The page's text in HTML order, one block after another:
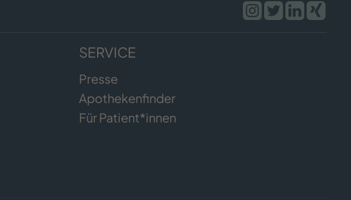
SERVICE
Presse
Apothekenfinder
Für Patient*innen